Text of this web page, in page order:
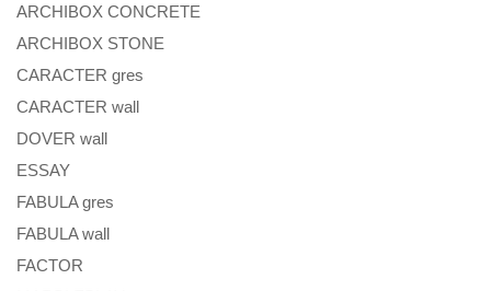
ARCHIBOX CONCRETE
ARCHIBOX STONE
CARACTER gres
CARACTER wall
DOVER wall
ESSAY
FABULA gres
FABULA wall
FACTOR